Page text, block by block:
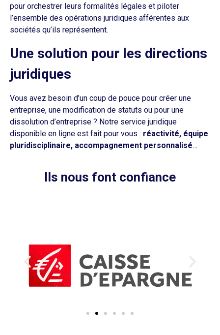
pour orchestrer leurs formalités légales et piloter
l’ensemble des opérations juridiques afférentes aux
sociétés qu’ils représentent.
Une solution pour les directions
juridiques
Vous avez besoin d’un coup de pouce pour créer une
entreprise, une modification de statuts ou pour une
dissolution d’entreprise ? Notre service juridique
disponible en ligne est fait pour vous : réactivité, équipe
pluridisciplinaire, accompagnement personnalisé…
Ils nous font confiance